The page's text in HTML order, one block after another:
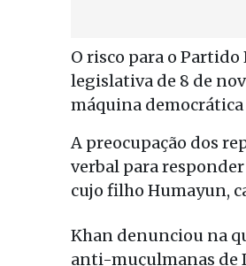
O risco para o
legislativa de 8 de
máquina
A preocupação dos
verbal para
cujo filho Humayun,
Khan denunciou na
anti-muçulmanas de